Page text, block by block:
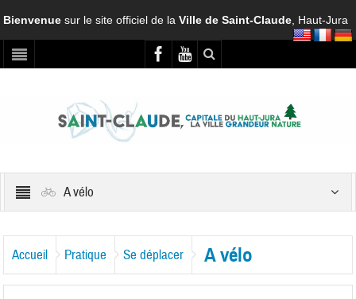
Bienvenuesur le site officiel de laVille de Saint-Claude , Haut-Jura
A vélo
Accueil Pratique Se déplacer A vélo